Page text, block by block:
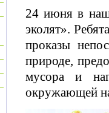
24 июня в
эколят».
проказы
природе,
мусора и
окружающей